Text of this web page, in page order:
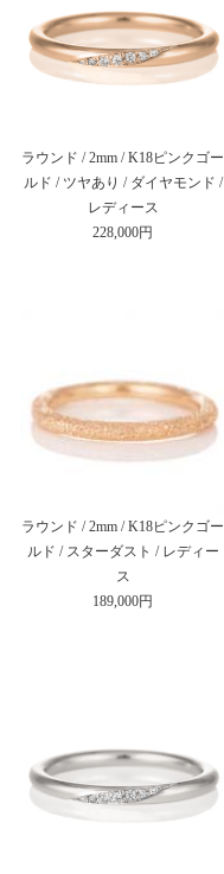
ラウンド / 2mm / K18ピンクゴー
ルド / ツヤあり / ダイヤモンド /
レディース
228,000円
ラウンド / 2mm / K18ピンクゴー
ルド / スターダスト / レディー
ス
189,000円